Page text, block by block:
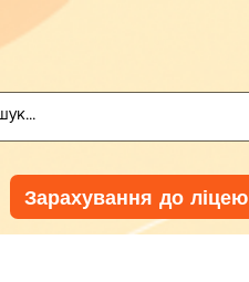
Зарахування до ліцею